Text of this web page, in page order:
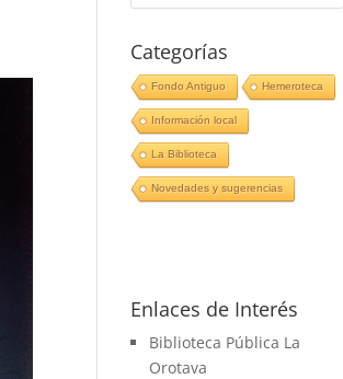
Categorías
Fondo Antiguo Hemeroteca
Información local
La Biblioteca
Novedades y sugerencias
Enlaces de Interés
Biblioteca Pública La
Orotava